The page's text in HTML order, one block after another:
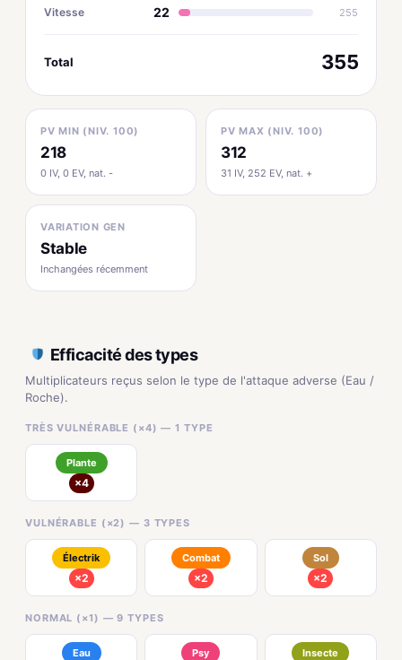
Vitesse 22 255
Total 355
PV MIN (NIV. 100)
218
0 IV, 0 EV, nat. -
PV MAX (NIV. 100)
312
31 IV, 252 EV, nat. +
VARIATION GEN
Stable
Inchangées récemment
Efficacité des types
Multiplicateurs reçus selon le type de l'attaque adverse (Eau /
Roche).
TRÈS VULNÉRABLE (×4) — 1 TYPE
Plante
×4
VULNÉRABLE (×2) — 3 TYPES
Électrik
×2
Combat
×2
Sol
×2
NORMAL (×1) — 9 TYPES
Eau Psy Insecte